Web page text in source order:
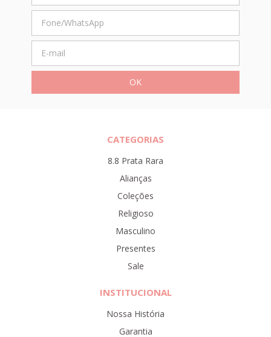
CATEGORIAS
8.8 Prata Rara
Alianças
Coleções
Religioso
Masculino
Presentes
Sale
INSTITUCIONAL
Nossa História
Garantia